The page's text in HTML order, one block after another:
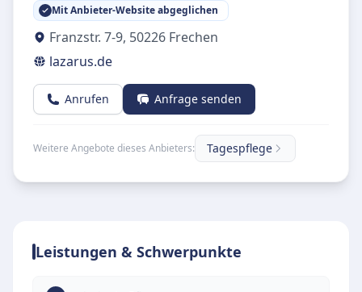
Mit Anbieter-Website abgeglichen
Franzstr. 7-9, 50226 Frechen
lazarus.de
Anrufen Anfrage senden
Weitere Angebote dieses Anbieters: Tagespflege
Leistungen & Schwerpunkte